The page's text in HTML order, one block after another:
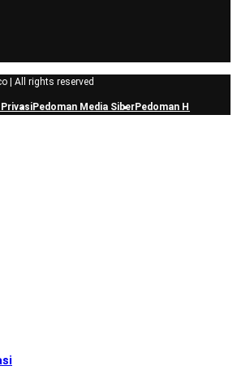
| All rights reserved
Pedoman Media SiberPedoman Hak Jawab